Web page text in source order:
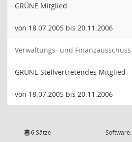
GRÜNE Mitglied
von 18.07.2005 bis 20.11.2006
Verwaltungs- und Finanzausschuss
GRÜNE Stellvertretendes Mitglied
von 18.07.2005 bis 20.11.2006
6 Sätze Software: